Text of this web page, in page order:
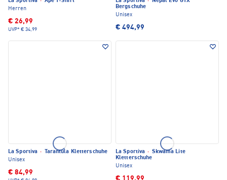
Herren
€ 26,99
UVP* € 34,99
Bergschuhe
Unisex
€ 494,99
La Sportiva ·
Tarantula Kletterschuhe
Unisex
€ 84,99
La Sportiva · Skwama Lite
Kletterschuhe
Unisex